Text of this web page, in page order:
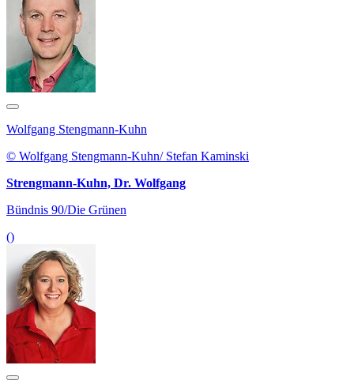
Wolfgang Stengmann-Kuhn
© Wolfgang Stengmann-Kuhn/ Stefan Kaminski
Strengmann-Kuhn, Dr. Wolfgang
Bündnis 90/Die Grünen
()